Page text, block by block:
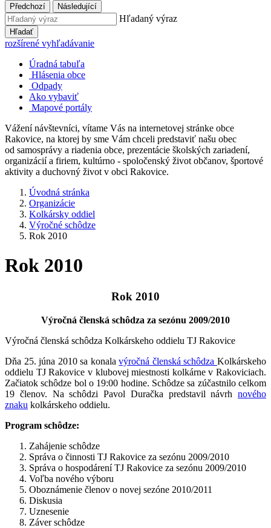
Předchozí Následující
Hľadaný výraz
Hľadať
rozšírené vyhľadávanie
Úradná tabuľa
Hlásenia obce
Odpady
Ako vybaviť
Mapové portály
Vážení návštevníci, vítame Vás na internetovej stránke obce
Rakovice, na ktorej by sme Vám chceli predstaviť našu obec
od samosprávy a riadenia obce, prezentácie školských zariadení,
organizácií a firiem, kultúrno - spoločenský život občanov, športové
aktivity a duchovný život v obci Rakovice.
Úvodná stránka
Organizácie
Kolkársky oddiel
Výročné schôdze
Rok 2010
Rok 2010
Rok 2010
Výročná členská schôdza za sezónu 2009/2010
Výročná členská schôdza Kolkárskeho oddielu TJ Rakovice
Dňa 25. júna 2010 sa konalavýročná členská schôdzaKolkárskeho
oddielu TJ Rakovice v klubovej miestnosti kolkárne v Rakoviciach.
Začiatok schôdze bol o 19:00 hodine. Schôdze sa zúčastnilo celkom
19 členov. Na schôdzi Pavol Duračka predstavil návrh nového
znaku kolkárskeho oddielu.
Program schôdze:
Zahájenie schôdze
Správa o činnosti TJ Rakovice za sezónu 2009/2010
Správa o hospodárení TJ Rakovice za sezónu 2009/2010
Voľba nového výboru
Oboznámenie členov o novej sezóne 2010/2011
Diskusia
Uznesenie
Záver schôdze